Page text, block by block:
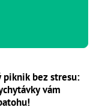
piknik bez stresu:
vám